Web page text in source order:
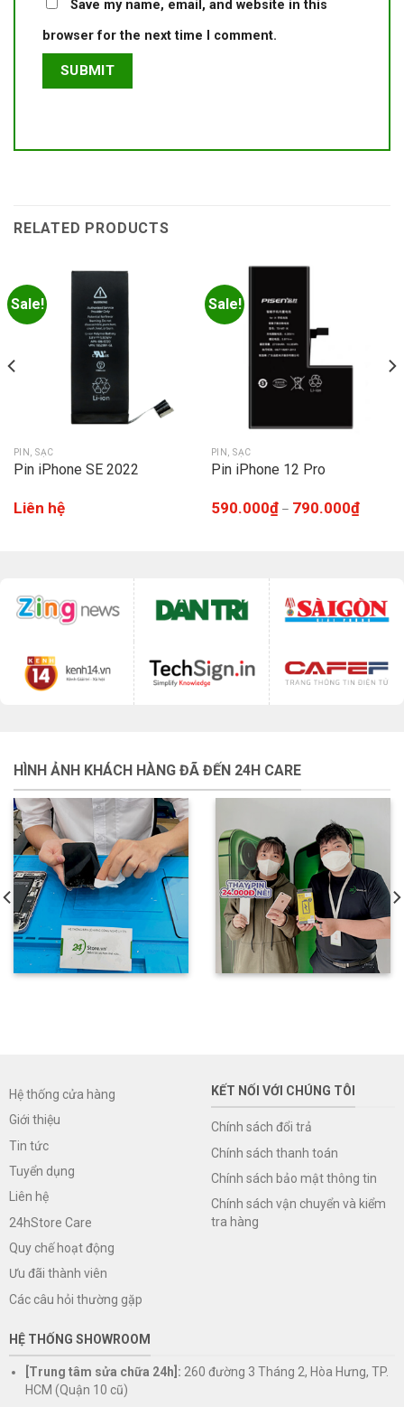
Save my name, email, and website in this
browser for the next time I comment.
RELATED PRODUCTS
Sale!
PIN, SẠC
Pin iPhone SE 2022
Liên hệ
Sale!
PIN, SẠC
Pin iPhone 12 Pro
590.000₫– 790.000₫
HÌNH ẢNH KHÁCH HÀNG ĐÃ ĐẾN 24H CARE
Hệ thống cửa hàng
Giới thiệu
Tin tức
Tuyển dụng
Liên hệ
24hStore Care
Quy chế hoạt động
Ưu đãi thành viên
Các câu hỏi thường gặp
KẾT NỐI VỚI CHÚNG TÔI
Chính sách đổi trả
Chính sách thanh toán
Chính sách bảo mật thông tin
Chính sách vận chuyển và kiểm
tra hàng
HỆ THỐNG SHOWROOM
[Trung tâm sửa chữa 24h]: 260 đường 3 Tháng 2, Hòa Hưng, TP.
HCM (Quận 10 cũ)